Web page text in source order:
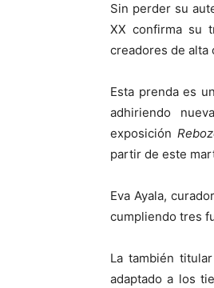
Sin perder su
XX confirma su
creadores de alta
Esta prenda es
adhiriendo
exposición
partir de este
Eva Ayala,
cumpliendo tres
La también
adaptado a los